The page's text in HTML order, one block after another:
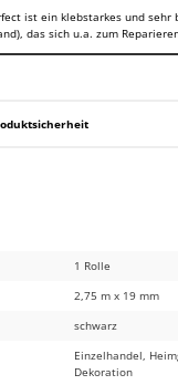
ist ein klebstarkes und sehr
das sich u.a. zum
1 Rolle
2,75 m x 19 mm
schwarz
Einzelhandel,
Dekoration